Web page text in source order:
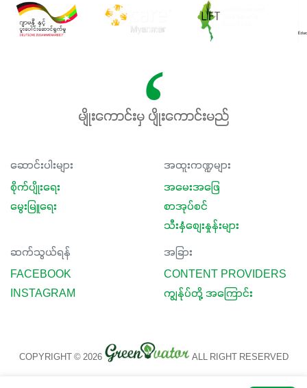
မျိုးကောင်းမှ ပျိုးကောင်းမည်
ဆောင်းပါးများ
စိုက်ပျိုးရေး
မွေးမြူရေး
အထူးကဏ္ဍများ
အမေးအဖြေ
စာအုပ်စင်
သီးနှံစျေးနှုန်းများ
ဆက်သွယ်ရန်
FACEBOOK
INSTAGRAM
အခြား
CONTENT PROVIDERS
ကျွန်ုပ်တို့ အကြောင်း
COPYRIGHT © 2026 ALL RIGHT RESERVED